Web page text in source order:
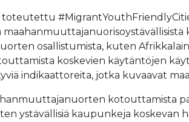
osallistumista, kuten
koskevien käytäntöjen
indikaattoreita, jotka kuvaavat
kotouttamista
ystävällisiä kaupunkeja koskevan